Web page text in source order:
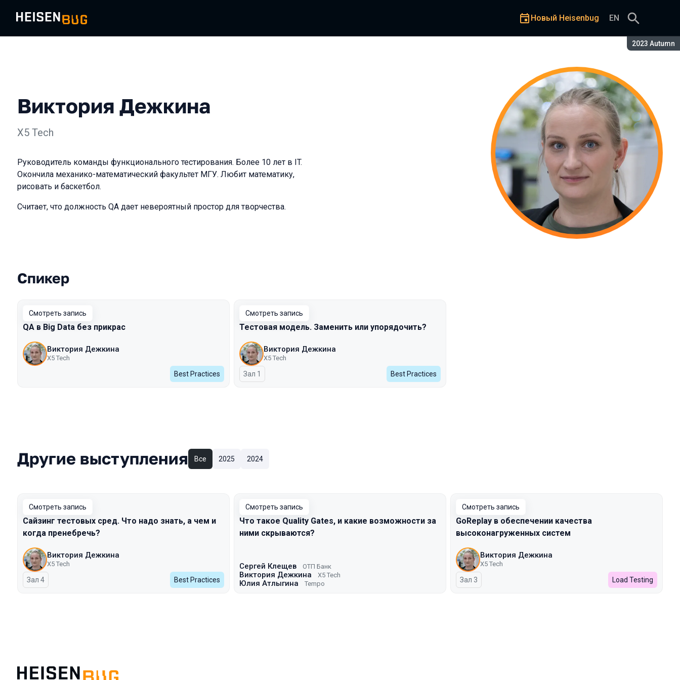
Сезон:
2023 Autumn
Новый Heisenbug EN
Виктория Дежкина
X5 Tech
Руководитель команды функционального тестирования. Более 10 лет в IT.
Окончила механико-математический факультет МГУ. Любит математику,
рисовать и баскетбол.
Считает, что должность QA дает невероятный простор для творчества.
Выступления в сезоне 2023 Autumn
Спикер
Смотреть запись
QA в Big Data без прикрас
Виктория Дежкина
X5 Tech
Best Practices
Смотреть запись
Тестовая модель. Заменить или упорядочить?
Виктория Дежкина
X5 Tech
Зал 1 Best Practices
Другие выступления Все 2025 2024
Смотреть запись
Сайзинг тестовых сред. Что надо знать, а чем и
когда пренебречь?
Виктория Дежкина
X5 Tech
Зал 4 Best Practices
Смотреть запись
Что такое Quality Gates, и какие возможности за
ними скрываются?
Сергей Клещев ОТП Банк
Виктория Дежкина X5 Tech
Юлия Атлыгина Tempo
Смотреть запись
GoReplay в обеспечении качества
высоконагруженных систем
Виктория Дежкина
X5 Tech
Зал 3 Load Testing